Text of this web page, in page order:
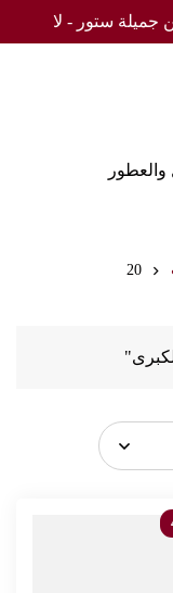
اكثر من 700جنية من جميلة ستور - لا
20